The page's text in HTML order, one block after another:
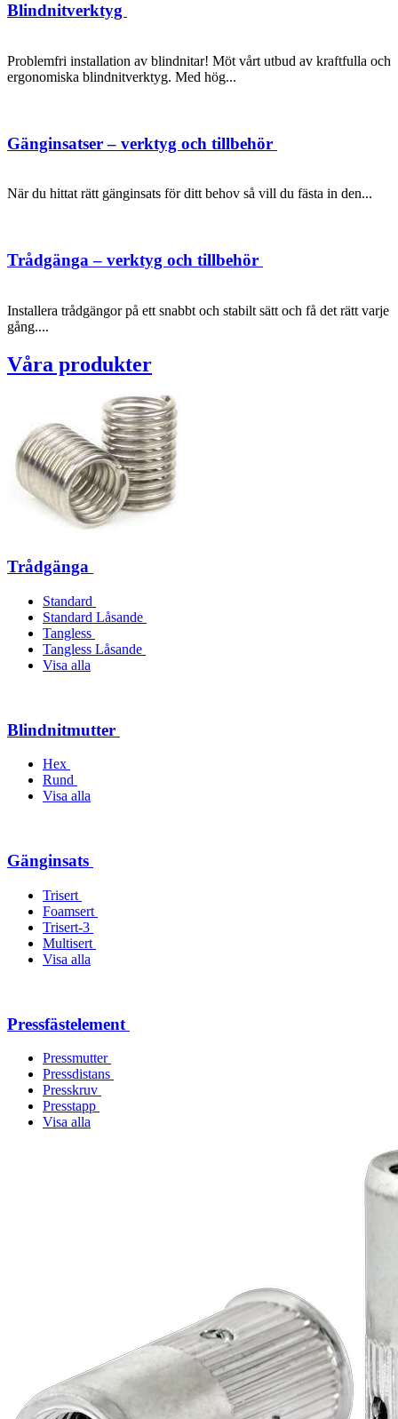
Blindnitverktyg
Problemfri installation av blindnitar! Möt vårt utbud av kraftfulla och
ergonomiska blindnitverktyg. Med hög...
Gänginsatser – verktyg och tillbehör
När du hittat rätt gänginsats för ditt behov så vill du fästa in den...
Trådgänga – verktyg och tillbehör
Installera trådgängor på ett snabbt och stabilt sätt och få det rätt varje
gång....
Våra produkter
Trådgänga
Standard
Standard Låsande
Tangless
Tangless Låsande
Visa alla
Blindnitmutter
Hex
Rund
Visa alla
Gänginsats
Trisert
Foamsert
Trisert-3
Multisert
Visa alla
Pressfästelement
Pressmutter
Pressdistans
Presskruv
Presstapp
Visa alla